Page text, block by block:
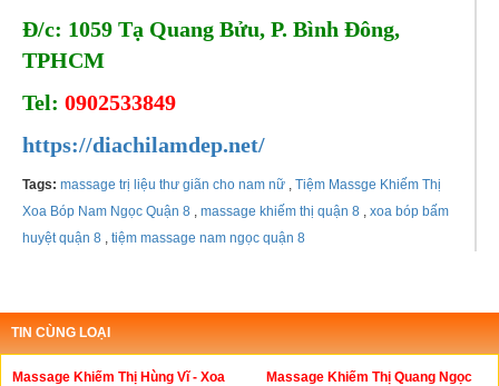
Đ/c: 1059 Tạ Quang Bửu, P. Bình Đông,
TPHCM
Tel: 0902533849
https://diachilamdep.net/
Tags: massage trị liệu thư giãn cho nam nữ , Tiệm Massge Khiếm Thị
Xoa Bóp Nam Ngọc Quận 8 , massage khiếm thị quận 8 , xoa bóp bấm
huyệt quận 8 , tiệm massage nam ngọc quận 8
TIN CÙNG LOẠI
Massage Khiếm Thị Hùng Vĩ - Xoa
Massage Khiếm Thị Quang Ngọc